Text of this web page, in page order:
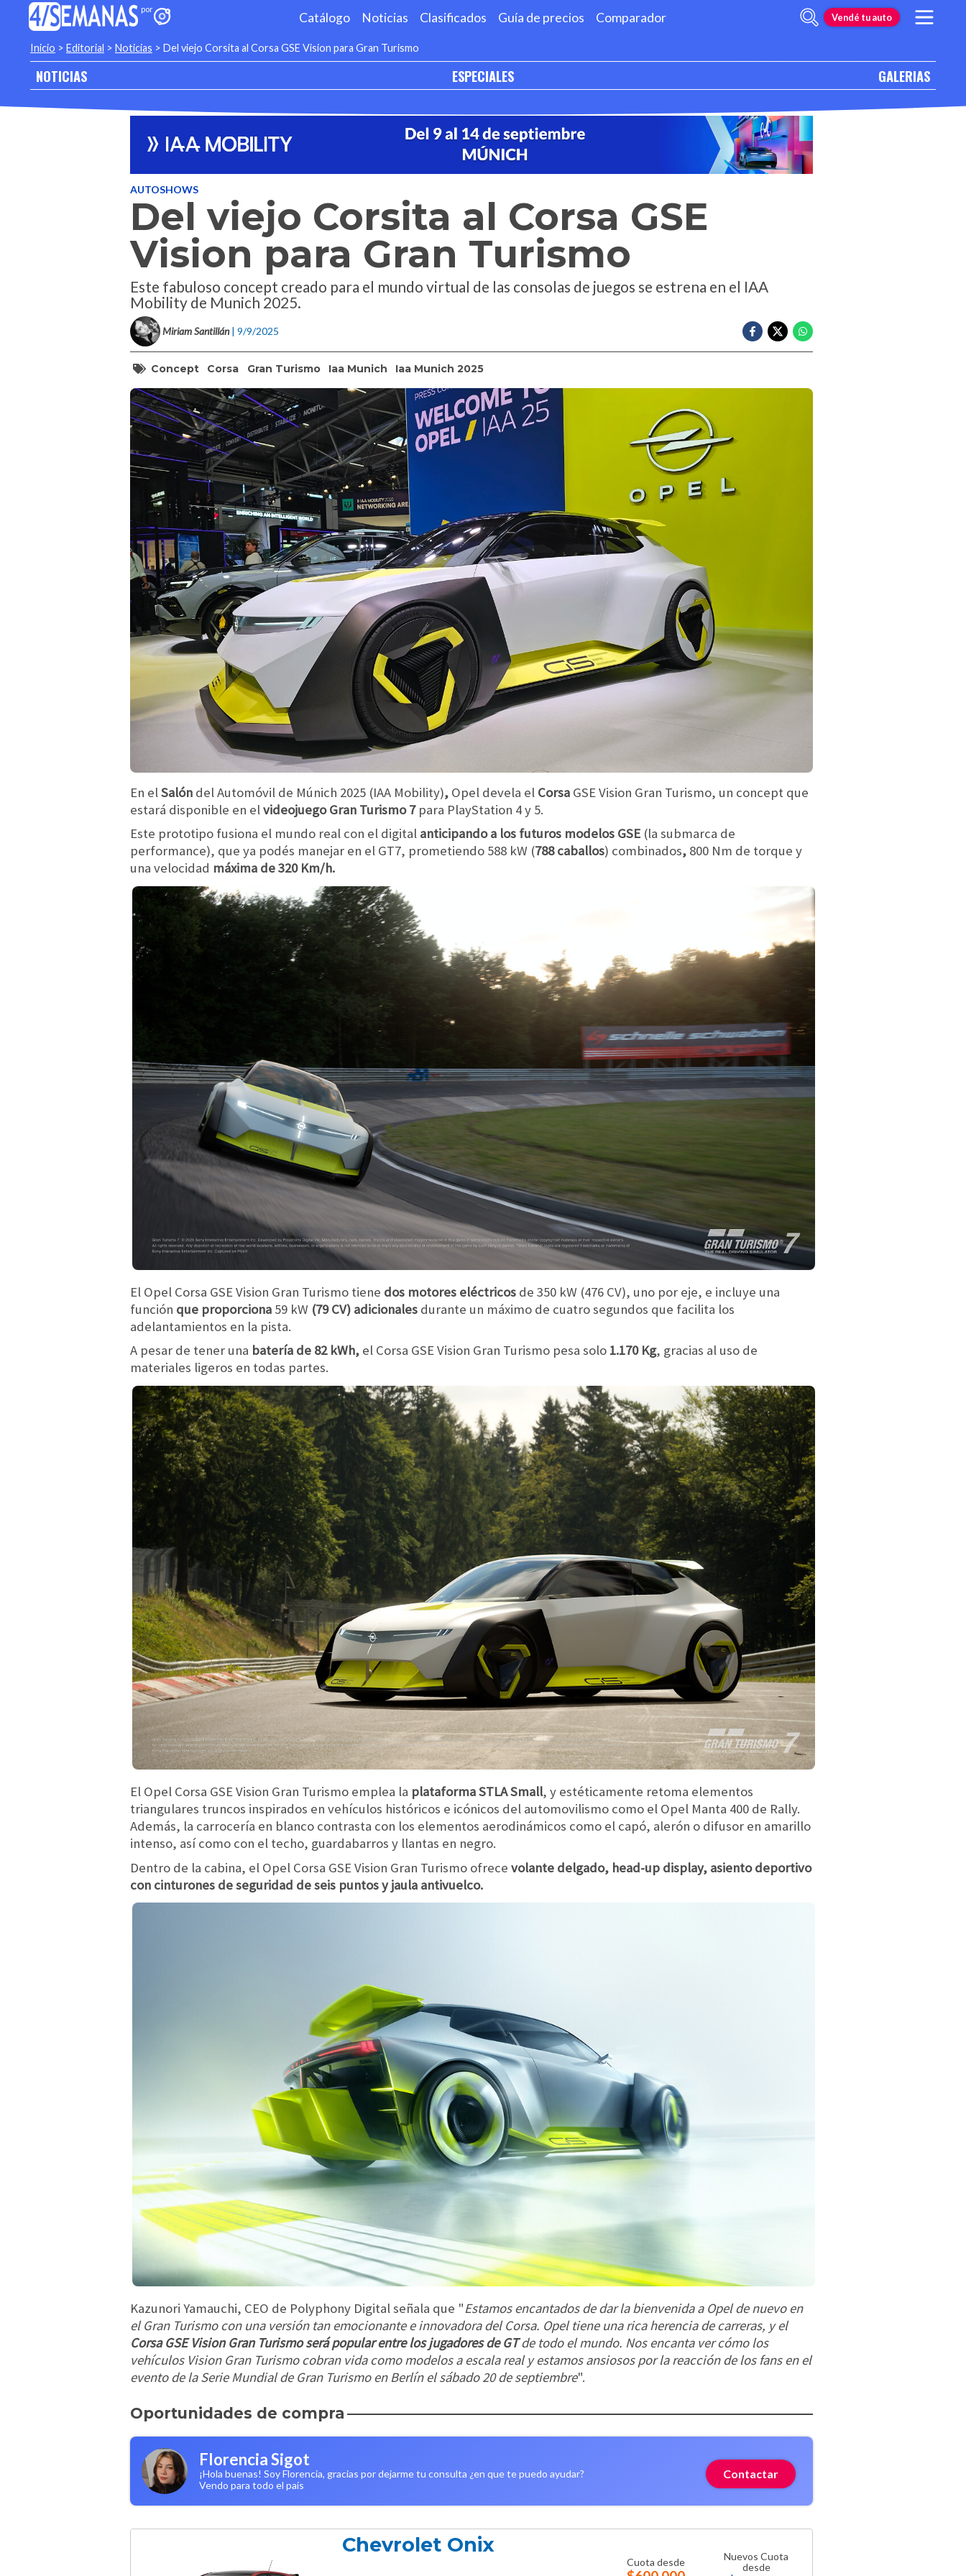
Catálogo Noticias Clasificados Guía de precios Comparador Vendé tu auto
Inicio > Editorial > Noticias > Del viejo Corsita al Corsa GSE Vision para Gran Turismo
NOTICIAS ESPECIALES GALERIAS
AUTOSHOWS
Del viejo Corsita al Corsa GSE
Vision para Gran Turismo
Este fabuloso concept creado para el mundo virtual de las consolas de juegos se estrena en el IAA
Mobility de Munich 2025.
Miriam Santillán | 9/9/2025
Concept Corsa Gran Turismo Iaa Munich Iaa Munich 2025
En el Salón del Automóvil de Múnich 2025 (IAA Mobility), Opel devela el Corsa GSE Vision Gran Turismo, un concept que
estará disponible en el videojuego Gran Turismo 7para PlayStation 4 y 5.
Este prototipo fusiona el mundo real con el digital anticipando a los futuros modelos GSE (la submarca de
performance), que ya podés manejar en el GT7, prometiendo 588 kW (788 caballos) combinados, 800 Nm de torque y
una velocidad máxima de 320 Km/h.
El Opel Corsa GSE Vision Gran Turismo tiene dos motores eléctricos de 350 kW (476 CV), uno por eje, e incluye una
función que proporciona 59 kW (79 CV) adicionales durante un máximo de cuatro segundos que facilita los
adelantamientos en la pista.
A pesar de tener una batería de 82 kWh, el Corsa GSE Vision Gran Turismo pesa solo 1.170 Kg, gracias al uso de
materiales ligeros en todas partes.
El Opel Corsa GSE Vision Gran Turismo emplea la plataforma STLA Small, y estéticamente retoma elementos
triangulares truncos inspirados en vehículos históricos e icónicos del automovilismo como el Opel Manta 400 de Rally.
Además, la carrocería en blanco contrasta con los elementos aerodinámicos como el capó, alerón o difusor en amarillo
intenso, así como con el techo, guardabarros y llantas en negro.
Dentro de la cabina, el Opel Corsa GSE Vision Gran Turismo ofrece volante delgado, head-up display, asiento deportivo
con cinturones de seguridad de seis puntos y jaula antivuelco.
Kazunori Yamauchi, CEO de Polyphony Digital señala que "Estamos encantados de dar la bienvenida a Opel de nuevo en
el Gran Turismo con una versión tan emocionante e innovadora del Corsa. Opel tiene una rica herencia de carreras, y el
Corsa GSE Vision Gran Turismo será popular entre los jugadores de GTde todo el mundo. Nos encanta ver cómo los
vehículos Vision Gran Turismo cobran vida como modelos a escala real y estamos ansiosos por la reacción de los fans en el
evento de la Serie Mundial de Gran Turismo en Berlín el sábado 20 de septiembre".
Oportunidades de compra
Florencia Sigot
¡Hola buenas! Soy Florencia, gracias por dejarme tu consulta ¿en que te puedo ayudar?
Vendo para todo el país
Contactar
Chevrolet Onix
Cuota desde
Nuevos Cuota
desde